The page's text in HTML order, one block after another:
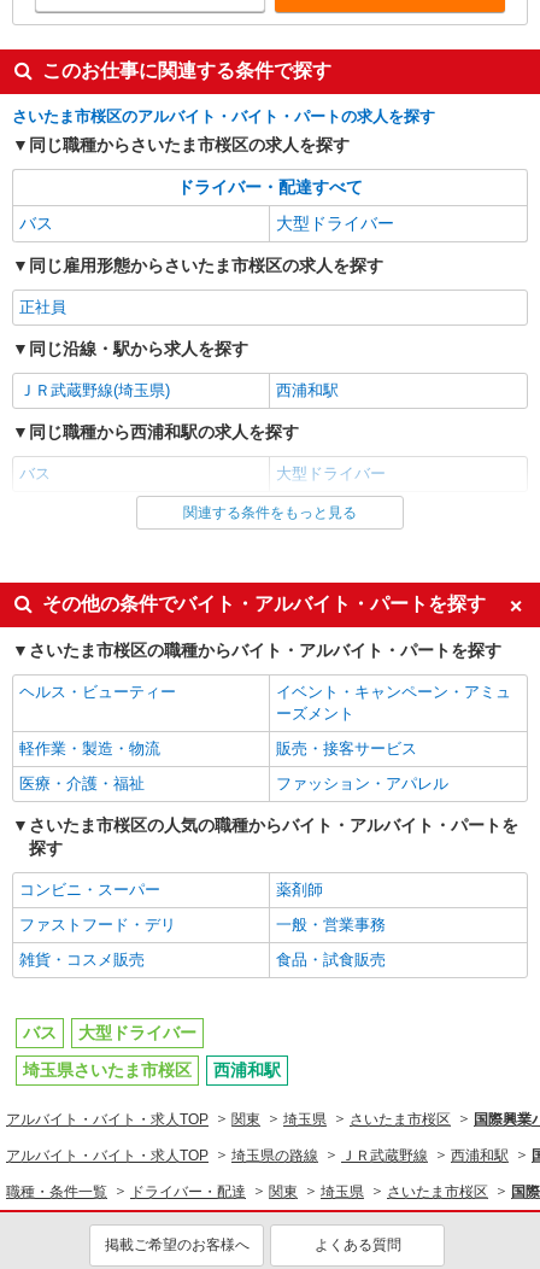
このお仕事に関連する条件で探す
さいたま市桜区のアルバイト・バイト・パートの求人を探す
同じ職種からさいたま市桜区の求人を探す
ドライバー・配達すべて
バス
大型ドライバー
同じ雇用形態からさいたま市桜区の求人を探す
正社員
同じ沿線・駅から求人を探す
ＪＲ武蔵野線(埼玉県) 西浦和駅
同じ職種から西浦和駅の求人を探す
バス 大型ドライバー
同じ雇用形態から西浦和駅の求人を探す
同じ職種から求人を探す
ドライバー・配達
関連する条件をもっと見る
その他の条件でバイト・アルバイト・パートを探す
さいたま市桜区の職種からバイト・アルバイト・パートを探す
ヘルス・ビューティー
イベント・キャンペーン・アミュ
ーズメント
軽作業・製造・物流
販売・接客サービス
医療・介護・福祉
ファッション・アパレル
さいたま市桜区の人気の職種からバイト・アルバイト・パートを
探す
コンビニ・スーパー
薬剤師
ファストフード・デリ
一般・営業事務
雑貨・コスメ販売
食品・試食販売
バス
大型ドライバー
埼玉県さいたま市桜区
西浦和駅
アルバイト・バイト・求人TOP 関東 埼玉県 さいたま市桜区 国際興業
アルバイト・バイト・求人TOP 埼玉県の路線 ＪＲ武蔵野線 西浦和駅
職種・条件一覧 ドライバー・配達 関東 埼玉県 さいたま市桜区 国
掲載ご希望のお客様へ よくある質問